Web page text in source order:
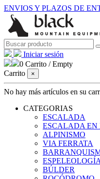
ENVIOS Y PLAZOS DE
Iniciar sesión
0 Carrito /Empty
Carrito
×
No hay más artículos en su
CATEGORIAS
ESCALADA
ESCALADA EN
ALPINISMO
VIA FERRATA
ESPELEOLOGÍA
BÚLDER